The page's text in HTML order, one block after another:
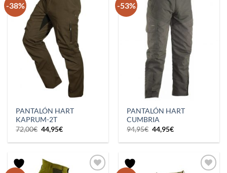
-38%
PANTALÓN HART
KAPRUM-2T
72,00€ El
precio
original
44,95€El
actual
-53%
PANTALÓN HART
CUMBRIA
94,95€ El
precio
original
44,95€El
actual